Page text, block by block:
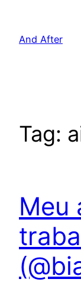
And After
Tag:
Meu